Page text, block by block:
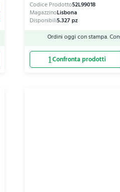
Ordini oggi con stampa.